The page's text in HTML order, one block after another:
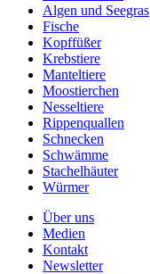
Algen und Seegras
Fische
Kopffüßer
Krebstiere
Manteltiere
Moostierchen
Nesseltiere
Rippenquallen
Schnecken
Schwämme
Stachelhäuter
Würmer
Über uns
Medien
Kontakt
Newsletter